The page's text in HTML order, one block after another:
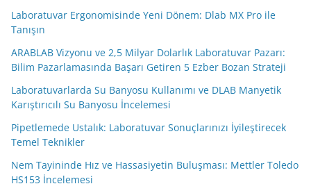
Laboratuvar Ergonomisinde Yeni Dönem: Dlab MX Pro ile
Tanışın
ARABLAB Vizyonu ve 2,5 Milyar Dolarlık Laboratuvar Pazarı:
Bilim Pazarlamasında Başarı Getiren 5 Ezber Bozan Strateji
Laboratuvarlarda Su Banyosu Kullanımı ve DLAB Manyetik
Karıştırıcılı Su Banyosu İncelemesi
Pipetlemede Ustalık: Laboratuvar Sonuçlarınızı İyileştirecek
Temel Teknikler
Nem Tayininde Hız ve Hassasiyetin Buluşması: Mettler Toledo
HS153 İncelemesi